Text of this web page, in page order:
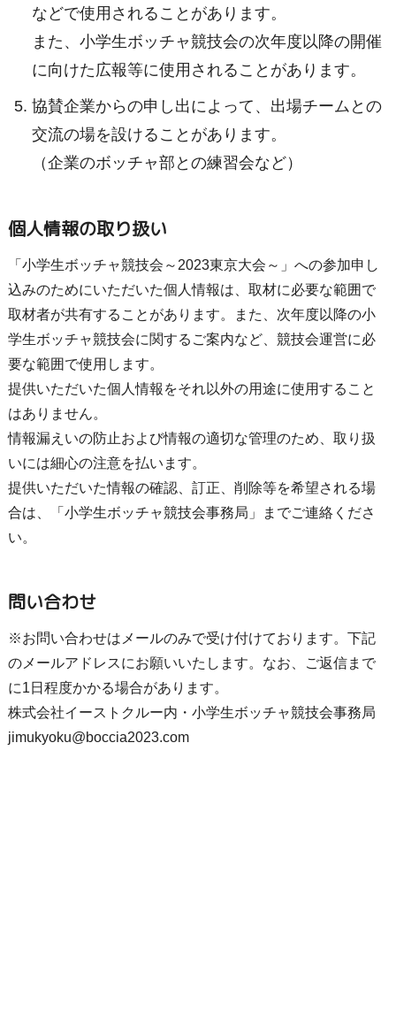
などで使用されることがあります。
また、小学生ボッチャ競技会の次年度以降の開催
に向けた広報等に使用されることがあります。
協賛企業からの申し出によって、出場チームとの
交流の場を設けることがあります。
（企業のボッチャ部との練習会など）
個人情報の取り扱い
「小学生ボッチャ競技会～2023東京大会～」への参加申し
込みのためにいただいた個人情報は、取材に必要な範囲で
取材者が共有することがあります。また、次年度以降の小
学生ボッチャ競技会に関するご案内など、競技会運営に必
要な範囲で使用します。
提供いただいた個人情報をそれ以外の用途に使用すること
はありません。
情報漏えいの防止および情報の適切な管理のため、取り扱
いには細心の注意を払います。
提供いただいた情報の確認、訂正、削除等を希望される場
合は、「小学生ボッチャ競技会事務局」までご連絡くださ
い。
問い合わせ
※お問い合わせはメールのみで受け付けております。下記
のメールアドレスにお願いいたします。なお、ご返信まで
に1日程度かかる場合があります。
株式会社イーストクルー内・小学生ボッチャ競技会事務局
jimukyoku@boccia2023.com